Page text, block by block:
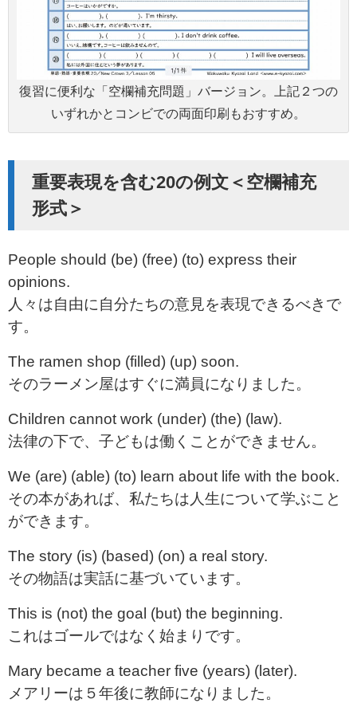
復習に便利な「空欄補充問題」バージョン。上記２つの
いずれかとコンビでの両面印刷もおすすめ。
重要表現を含む20の例文＜空欄補充
形式＞
People should (be) (free) (to) express their
opinions.
人々は自由に自分たちの意見を表現できるべきで
す。
The ramen shop (filled) (up) soon.
そのラーメン屋はすぐに満員になりました。
Children cannot work (under) (the) (law).
法律の下で、子どもは働くことができません。
We (are) (able) (to) learn about life with the book.
その本があれば、私たちは人生について学ぶこと
ができます。
The story (is) (based) (on) a real story.
その物語は実話に基づいています。
This is (not) the goal (but) the beginning.
これはゴールではなく始まりです。
Mary became a teacher five (years) (later).
メアリーは５年後に教師になりました。